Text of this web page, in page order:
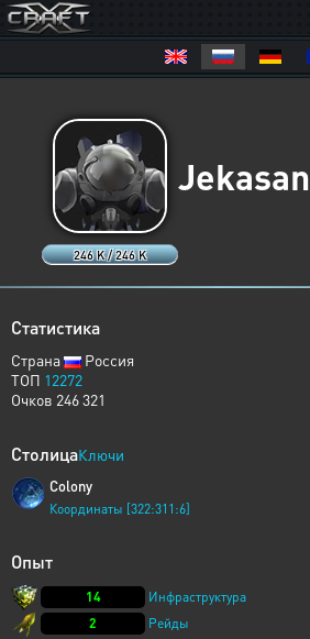
246 K / 246 K
Jekasan
Статистика
Страна
Россия
ТОП 12272
Очков 246 321
СтолицаКлючи
Colony
Координаты [322:311:6]
Опыт
14
Инфраструктура
2
Рейды